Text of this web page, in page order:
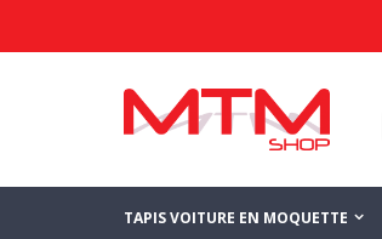
TAPIS VOITURE EN MOQUETTE